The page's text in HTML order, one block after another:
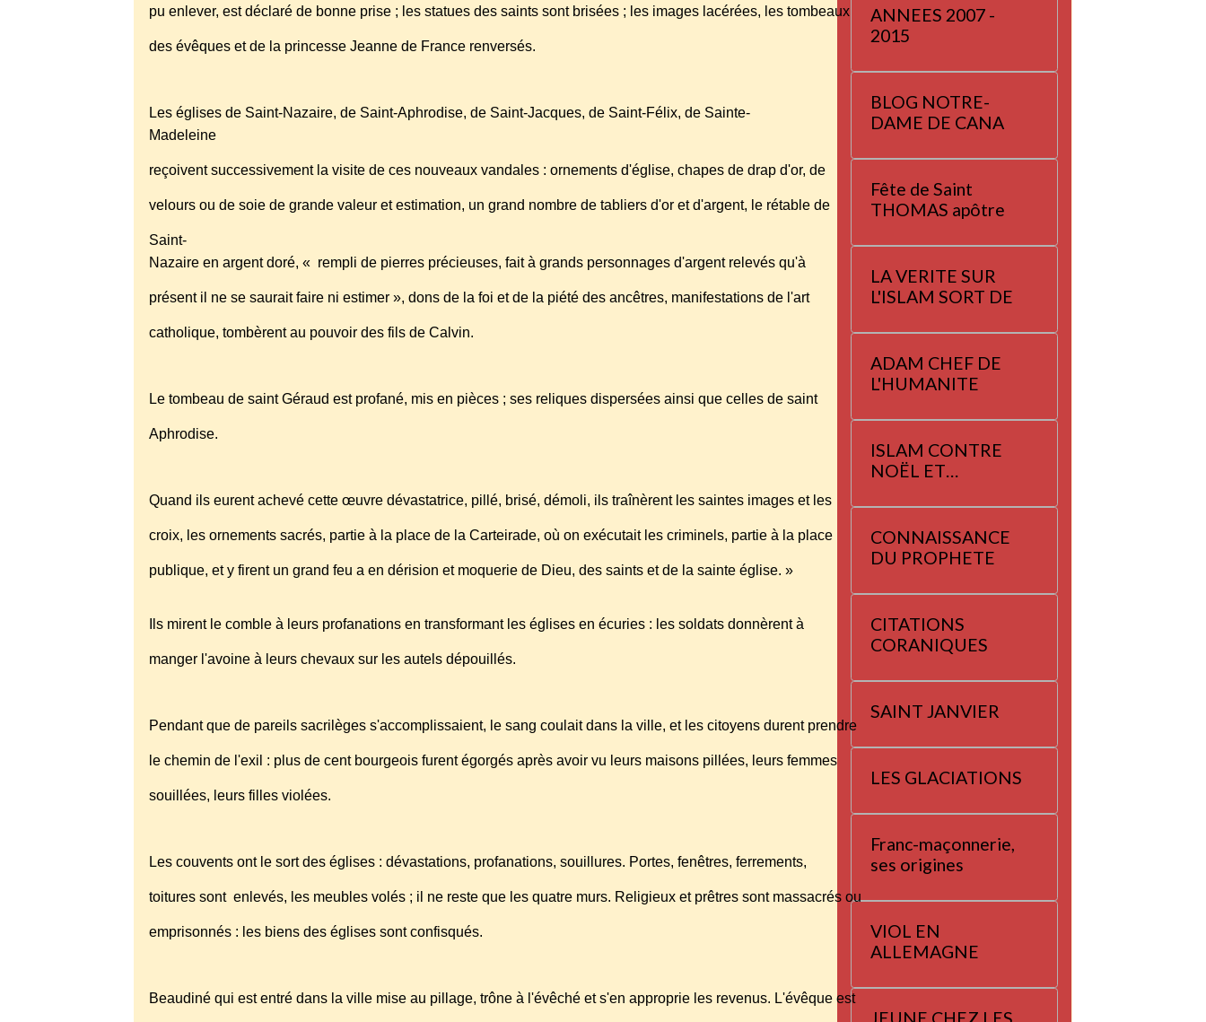
pu enlever, est déclaré de bonne prise ; les statues des saints sont brisées ; les images lacérées, les tombeaux
des évêques et de la princesse Jeanne de France renversés.
Les églises de Saint-Nazaire, de Saint-Aphrodise, de Saint-Jacques, de Saint-Félix, de Sainte-
Madeleine
reçoivent successivement la visite de ces nouveaux vandales : ornements d'église, chapes de drap d'or, de
velours ou de soie de grande valeur et estimation, un grand nombre de tabliers d'or et d'argent, le rétable de
Saint-
Nazaire en argent doré, « rempli de pierres précieuses, fait à grands personnages d'argent relevés qu'à
présent il ne se saurait faire ni estimer », dons de la foi et de la piété des ancêtres, manifestations de l'art
catholique, tombèrent au pouvoir des fils de Calvin.
Le tombeau de saint Géraud est profané, mis en pièces ; ses reliques dispersées ainsi que celles de saint
Aphrodise.
Quand ils eurent achevé cette œuvre dévastatrice, pillé, brisé, démoli, ils traînèrent les saintes images et les
croix, les ornements sacrés, partie à la place de la Carteirade, où on exécutait les criminels, partie à la place
publique, et y firent un grand feu a en dérision et moquerie de Dieu, des saints et de la sainte église. »
Ils mirent le comble à leurs profanations en transformant les églises en écuries : les soldats donnèrent à
manger l'avoine à leurs chevaux sur les autels dépouillés.
Pendant que de pareils sacrilèges s'accomplissaient, le sang coulait dans la ville, et les citoyens durent prendre
le chemin de l'exil : plus de cent bourgeois furent égorgés après avoir vu leurs maisons pillées, leurs femmes
souillées, leurs filles violées.
Les couvents ont le sort des églises : dévastations, profanations, souillures. Portes, fenêtres, ferrements,
toitures sont enlevés, les meubles volés ; il ne reste que les quatre murs. Religieux et prêtres sont massacrés ou
emprisonnés : les biens des églises sont confisqués.
Beaudiné qui est entré dans la ville mise au pillage, trône à l'évêché et s'en approprie les revenus. L'évêque est
ANNEES 2007 -
2015
BLOG NOTRE-
DAME DE CANA
Fête de Saint
THOMAS apôtre
LA VERITE SUR
L'ISLAM SORT DE
ADAM CHEF DE
L'HUMANITE
ISLAM CONTRE
NOËL ET
CONNAISSANCE
DU PROPHETE
CITATIONS
CORANIQUES
SAINT JANVIER
LES GLACIATIONS
Franc-maçonnerie,
ses origines
VIOL EN
ALLEMAGNE